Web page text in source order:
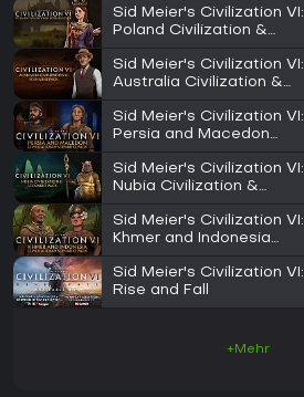
Sid Meier's Civilization VI:
Poland Civilization &
Sid Meier's Civilization VI:
Australia Civilization &
Sid Meier's Civilization VI:
Persia and Macedon
Sid Meier's Civilization VI:
Nubia Civilization &
Sid Meier's Civilization VI:
Khmer and Indonesia
Sid Meier's Civilization VI:
Rise and Fall
+Mehr